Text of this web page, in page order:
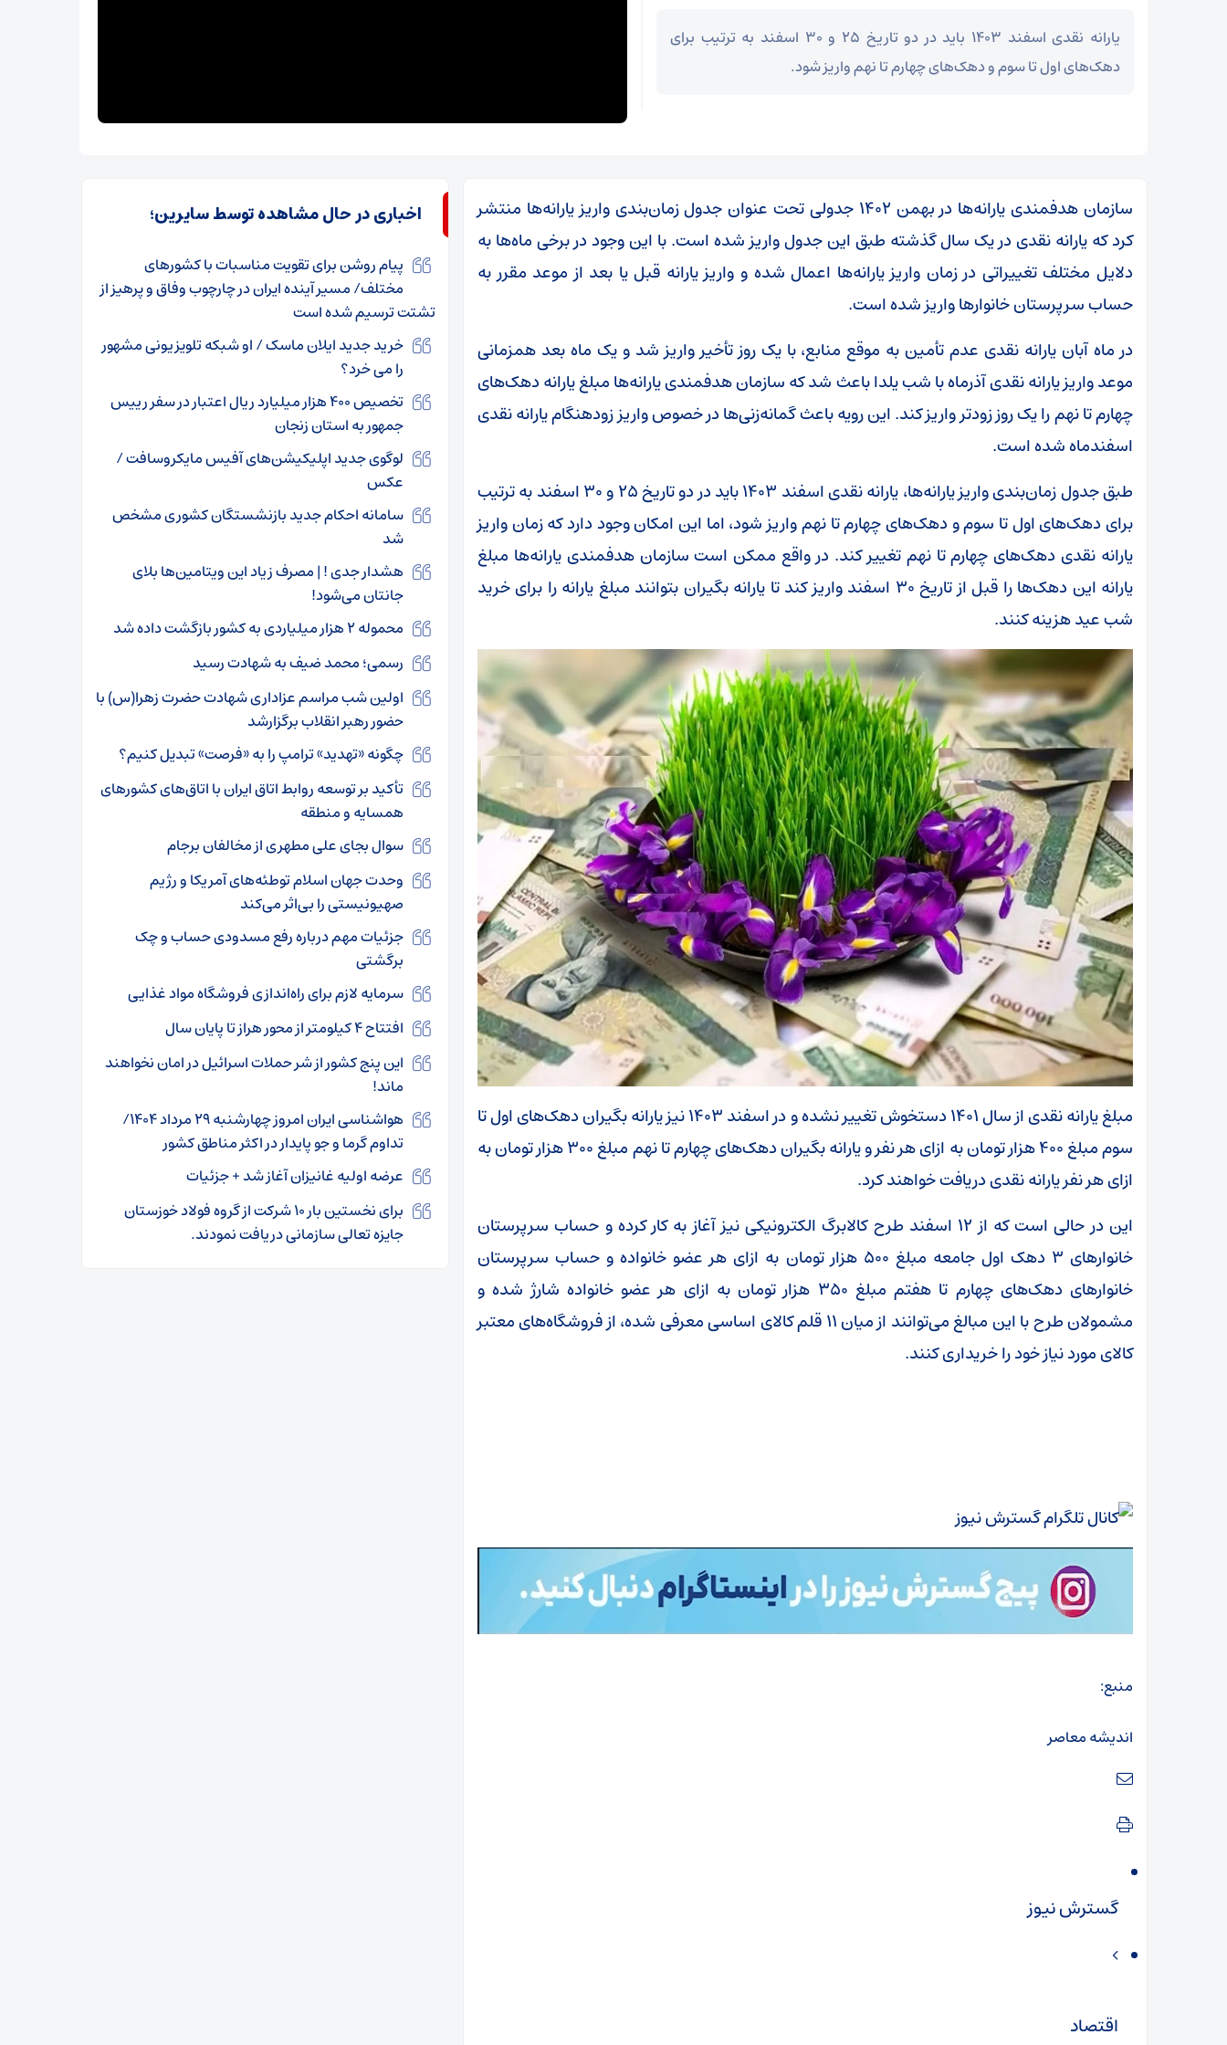
یارانه نقدی اسفند ۱۴۰۳ باید در دو تاریخ ۲۵ و ۳۰ اسفند به ترتیب برای
دهک‌های اول تا سوم و دهک‌های چهارم تا نهم واریز شود.
سازمان هدفمندی یارانه‌ها در بهمن ۱۴۰۲ جدولی تحت عنوان جدول زمان‌بندی واریز یارانه‌ها منتشر
کرد که یارانه نقدی در یک سال گذشته طبق این جدول واریز شده است. با این وجود در برخی ماه‌ها به
دلایل مختلف تغییراتی در زمان واریز یارانه‌ها اعمال شده و واریز یارانه قبل یا بعد از موعد مقرر به
حساب سرپرستان خانوار‌ها واریز شده است.
در ماه آبان یارانه نقدی عدم تأمین به موقع منابع، با یک روز تأخیر واریز شد و یک ماه بعد همزمانی
موعد واریز یارانه نقدی آذرماه با شب یلدا باعث شد که سازمان هدفمندی یارانه‌ها مبلغ یارانه دهک‌های
چهارم تا نهم را یک روز زودتر واریز کند. این رویه باعث گمانه‌زنی‌ها در خصوص واریز زودهنگام یارانه نقدی
اسفندماه شده است.
طبق جدول زمان‌بندی واریز یارانه‌ها، یارانه نقدی اسفند ۱۴۰۳ باید در دو تاریخ ۲۵ و ۳۰ اسفند به ترتیب
برای دهک‌های اول تا سوم و دهک‌های چهارم تا نهم واریز شود، اما این امکان وجود دارد که زمان واریز
یارانه نقدی دهک‌های چهارم تا نهم تغییر کند. در واقع ممکن است سازمان هدفمندی یارانه‌ها مبلغ
یارانه این دهک‌ها را قبل از تاریخ ۳۰ اسفند واریز کند تا یارانه بگیران بتوانند مبلغ یارانه را برای خرید
شب عید هزینه کنند.
مبلغ یارانه نقدی از سال ۱۴۰۱ دستخوش تغییر نشده و در اسفند ۱۴۰۳ نیز یارانه بگیران دهک‌های اول تا
سوم مبلغ ۴۰۰ هزار تومان به ازای هر نفر و یارانه بگیران دهک‌های چهارم تا نهم مبلغ ۳۰۰ هزار تومان به
ازای هر نفر یارانه نقدی دریافت خواهند کرد.
این در حالی است که از ۱۲ اسفند طرح کالابرگ الکترونیکی نیز آغاز به کار کرده و حساب سرپرستان
خانوار‌های ۳ دهک اول جامعه مبلغ ۵۰۰ هزار تومان به ازای هر عضو خانواده و حساب سرپرستان
خانوار‌های دهک‌های چهارم تا هفتم مبلغ ۳۵۰ هزار تومان به ازای هر عضو خانواده شارژ شده و
مشمولان طرح با این مبالغ می‌توانند از میان ۱۱ قلم کالای اساسی معرفی شده، از فروشگاه‌های معتبر
کالای مورد نیاز خود را خریداری کنند.
منبع:
اندیشه معاصر
گسترش نیوز
اقتصاد
اخباری در حال مشاهده توسط سایرین؛
پیام روشن برای تقویت مناسبات با کشورهای
مختلف/ مسیر آینده ایران در چارچوب وفاق و پرهیز از
تشتت ترسیم شده است
خرید جدید ایلان ماسک / او شبکه تلویزیونی مشهور
را می خرد؟
تخصیص ۴۰۰ هزار میلیارد ریال اعتبار در سفر رییس
جمهور به استان زنجان
لوگوی جدید اپلیکیشن‌های آفیس مایکروسافت /
عکس
سامانه احکام جدید بازنشستگان کشوری مشخص
شد
هشدار جدی ! | مصرف زیاد این ویتامین‌ها بلای
جانتان می‌شود!
محموله ۲ هزار میلیاردی به کشور بازگشت داده شد
رسمی؛ محمد ضیف به شهادت رسید
اولین شب مراسم عزاداری شهادت حضرت زهرا(س) با
حضور رهبر انقلاب برگزارشد
چگونه «تهدید» ترامپ را به «فرصت» تبدیل کنیم؟
تأکید بر توسعه روابط اتاق ایران با اتاق‌های کشورهای
همسایه و منطقه
سوال بجای علی مطهری از مخالفان برجام
وحدت جهان اسلام توطئه‌های آمریکا و رژیم
صهیونیستی را بی‌اثر می‌کند
جزئیات مهم درباره رفع مسدودی حساب و چک
برگشتی
سرمایه لازم برای راه‌اندازی فروشگاه مواد غذایی
افتتاح ۴ کیلومتر از محور هراز تا پایان سال
این پنج کشور از شر حملات اسرائیل در امان نخواهند
ماند!
هواشناسی ایران امروز چهارشنبه ۲۹ مرداد ۱۴۰۴/
تداوم گرما و جو پایدار در اکثر مناطق کشور
عرضه اولیه غانیزان آغاز شد + جزئیات
برای نخستین بار ۱۰ شرکت از گروه فولاد خوزستان
جایزه تعالی سازمانی دریافت نمودند.